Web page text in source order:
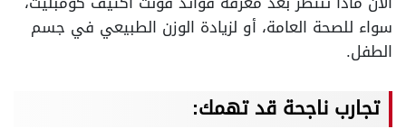
سواء للصحة العامة، أو لزيادة الوزن الطبيعي في جسم
الطفل.
تجارب ناجحة قد تهمك: